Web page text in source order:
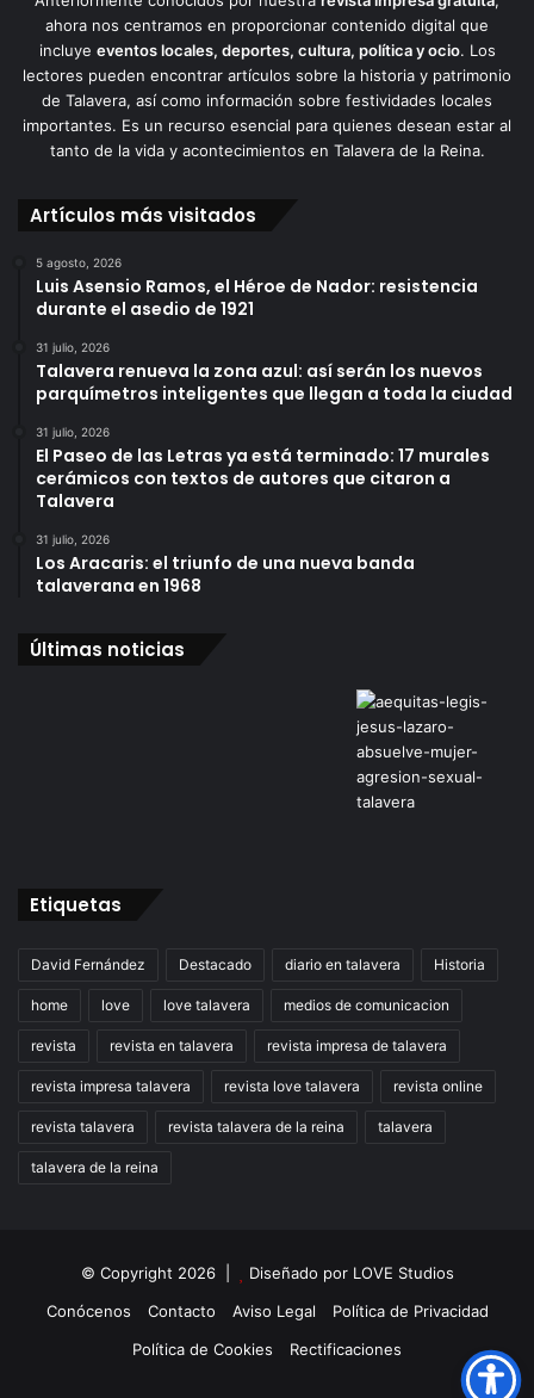
ahora nos centramos en proporcionar contenido digital que
incluye eventos locales, deportes, cultura, política y ocio. Los
lectores pueden encontrar artículos sobre la historia y patrimonio
de Talavera, así como información sobre festividades locales
importantes. Es un recurso esencial para quienes desean estar al
tanto de la vida y acontecimientos en Talavera de la Reina.
Artículos más visitados
5 agosto, 2026
Luis Asensio Ramos, el Héroe de Nador: resistencia
durante el asedio de 1921
31 julio, 2026
Talavera renueva la zona azul: así serán los nuevos
parquímetros inteligentes que llegan a toda la ciudad
31 julio, 2026
El Paseo de las Letras ya está terminado: 17 murales
cerámicos con textos de autores que citaron a
Talavera
31 julio, 2026
Los Aracaris: el triunfo de una nueva banda
talaverana en 1968
Últimas noticias
Etiquetas
David Fernández Destacado diario en talavera Historia
home love love talavera medios de comunicacion
revista revista en talavera revista impresa de talavera
revista impresa talavera revista love talavera revista online
revista talavera revista talavera de la reina talavera
talavera de la reina
© Copyright 2026 | Diseñado por LOVE Studios
Conócenos
Contacto Aviso Legal
Política de Privacidad
Política de Cookies
Rectificaciones